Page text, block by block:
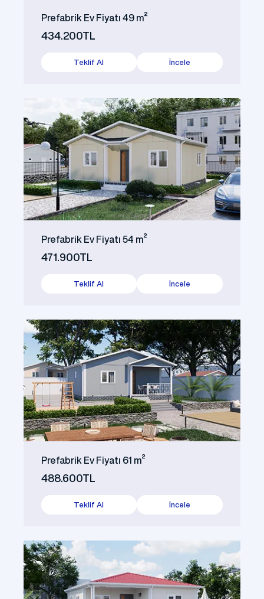
Prefabrik Ev Fiyatı 49 m²
434.200TL
Teklif Al İncele
Prefabrik Ev Fiyatı 54 m²
471.900TL
Teklif Al İncele
Prefabrik Ev Fiyatı 61 m²
488.600TL
Teklif Al İncele